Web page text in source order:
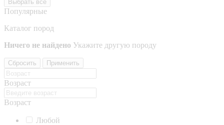
Выбрать все
Популярные
Каталог пород
Ничего не найдено Укажите другую породу
Сбросить Применить
Возраст
Возраст
Любой